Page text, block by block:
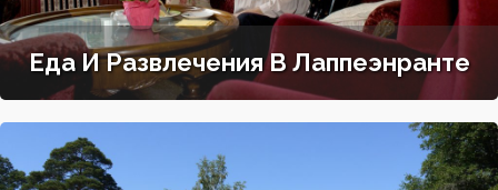
Еда И Развлечения В Лаппеэнранте